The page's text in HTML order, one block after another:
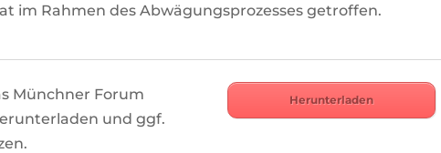
im Rahmen des Abwägungsprozesses getroffen.
Münchner Forum
und ggf.
Herunterladen